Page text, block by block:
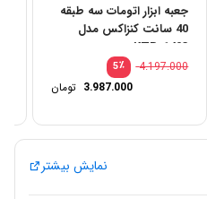
جعبه ابزار اتومات سه طبقه
40 سانت کنزاکس مدل
KTB-1403
٪5
4.197.000
3.987.000 تومان
نمایش بیشتر